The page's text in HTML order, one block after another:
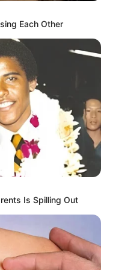
kulit yang sensitif,
dengan bahan alami.
warna, dan
memilih jenis
tujuan akhir
Each Other
Is Spilling Out